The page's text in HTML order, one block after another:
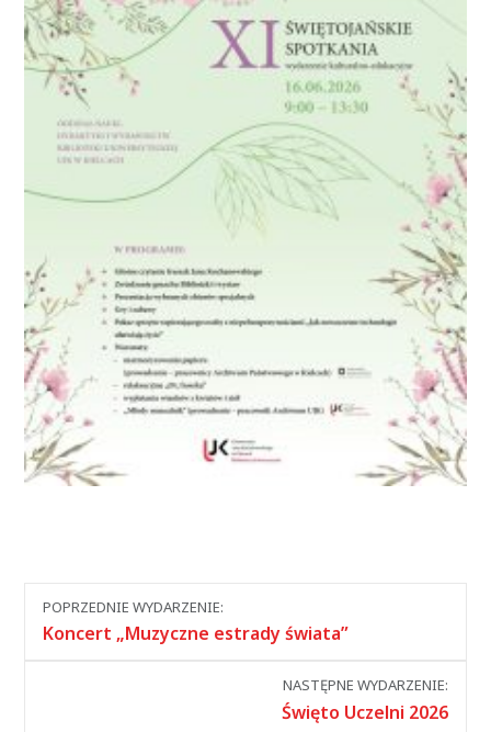
Nawigacja
między
POPRZEDNIE WYDARZENIE:
Koncert „Muzyczne estrady świata”
NASTĘPNE WYDARZENIE:
Święto Uczelni 2026